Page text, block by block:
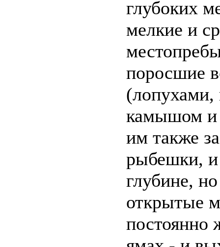
глубоких
мелкие и
поросшие
(лопухами,
камышом и
им также
рыбешки, и
глубине,
открытые
постоянно